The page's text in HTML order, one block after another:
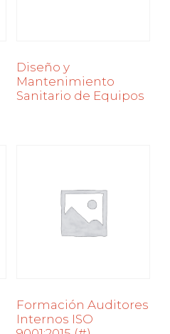
Diseño y
Mantenimiento
Sanitario de Equipos
Formación Auditores
Internos ISO